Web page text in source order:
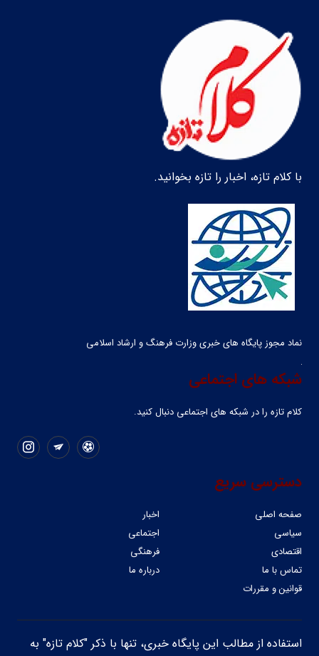
با کلام تازه، اخبار را تازه بخوانید.
نماد مجوز پایگاه های خبری وزارت فرهنگ و ارشاد اسلامی
شبکه های اجتماعی
کلام تازه را در شبکه ‌های اجتماعی دنبال کنید.
دسترسی سریع
صفحه اصلی
اخبار
سیاسی
اجتماعی
اقتصادی
فرهنگی
تماس با ما
درباره ما
قوانین و مقررات
استفاده از مطالب این پایگاه خبری، تنها با ذکر "کلام تازه" به